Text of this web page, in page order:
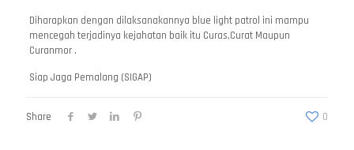
Diharapkan dengan dilaksanakannya blue light patrol ini mampu
mencegah terjadinya kejahatan baik itu Curas,Curat Maupun
Curanmor .
Siap Jaga Pemalang (SIGAP)
Share 0